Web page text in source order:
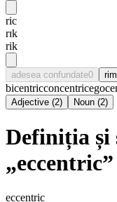
ric
rɪk
rik
adesea confundate0
bicentricconcentric
Adjective (2) Noun (2)
Definiția și
eccentric